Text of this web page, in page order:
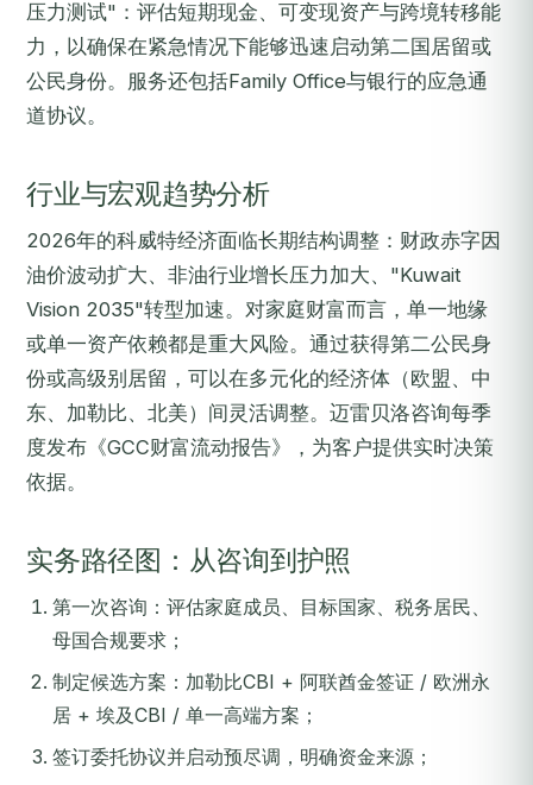
压力测试"：评估短期现金、可变现资产与跨境转移能
力，以确保在紧急情况下能够迅速启动第二国居留或
公民身份。服务还包括Family Office与银行的应急通
道协议。
行业与宏观趋势分析
2026年的科威特经济面临长期结构调整：财政赤字因
油价波动扩大、非油行业增长压力加大、"Kuwait
Vision 2035"转型加速。对家庭财富而言，单一地缘
或单一资产依赖都是重大风险。通过获得第二公民身
份或高级别居留，可以在多元化的经济体（欧盟、中
东、加勒比、北美）间灵活调整。迈雷贝洛咨询每季
度发布《GCC财富流动报告》，为客户提供实时决策
依据。
实务路径图：从咨询到护照
第一次咨询：评估家庭成员、目标国家、税务居民、
母国合规要求；
制定候选方案：加勒比CBI + 阿联酋金签证 / 欧洲永
居 + 埃及CBI / 单一高端方案；
签订委托协议并启动预尽调，明确资金来源；